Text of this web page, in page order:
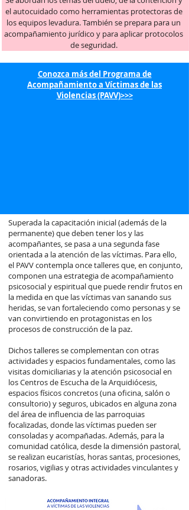
el autocuidado como herramientas protectoras de
los equipos levadura. También se prepara para un
acompañamiento jurídico y para aplicar protocolos
de seguridad.
Conozca más del Programa de
Acompañamiento a Víctimas de las
Violencias (PAVV)>>>
Superada la capacitación inicial (además de la
permanente) que deben tener los y las
acompañantes, se pasa a una segunda fase
orientada a la atención de las víctimas. Para ello,
el PAVV contempla once talleres que, en conjunto,
componen una estrategia de acompañamiento
psicosocial y espiritual que puede rendir frutos en
la medida en que las víctimas van sanando sus
heridas, se van fortaleciendo como personas y se
van convirtiendo en protagonistas en los
procesos de construcción de la paz.
Dichos talleres se complementan con otras
actividades y espacios fundamentales, como las
visitas domiciliarias y la atención psicosocial en
los Centros de Escucha de la Arquidiócesis,
espacios físicos concretos (una oficina, salón o
consultorio) y seguros, ubicados en alguna zona
del área de influencia de las parroquias
focalizadas, donde las víctimas pueden ser
consoladas y acompañadas. Además, para la
comunidad católica, desde la dimensión pastoral,
se realizan eucaristías, horas santas, procesiones,
rosarios, vigilias y otras actividades vinculantes y
sanadoras.